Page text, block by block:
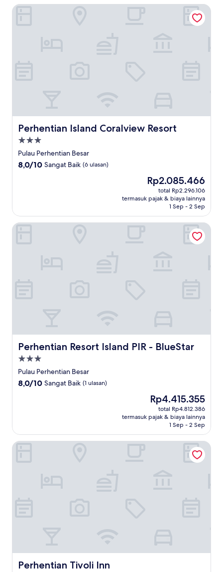
Perhentian Island Coralview Resort
Perhentian Island Coralview Resort
Properti
bintang
3.0
Pulau Perhentian Besar
8.0
ulasan)
8,0/10 Sangat Baik (6 ulasan)
Harga
sekarang
Rp2.085.466
Rp2.085.466
total Rp2.296.106
termasuk pajak & biaya lainnya
1 Sep - 2 Sep
Perhentian Island Coralview Resort
Perhentian Resort Island PIR - BlueStar
Perhentian Resort Island PIR - BlueStar
Properti
bintang
3.0
Pulau Perhentian Besar
8.0
ulasan)
8,0/10 Sangat Baik (1 ulasan)
Harga
sekarang
Rp4.415.355
Rp4.415.355
total Rp4.812.386
termasuk pajak & biaya lainnya
1 Sep - 2 Sep
Perhentian Resort Island PIR - BlueStar
Perhentian Tivoli Inn
Perhentian Tivoli Inn
Perhentian Tivoli Inn